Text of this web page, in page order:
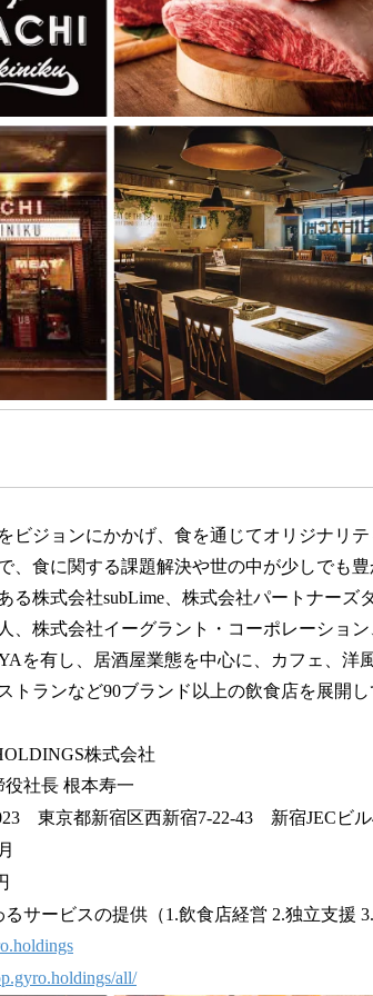
ビジョンにかかげ、食を通じてオリジナリ
、食に関する課題解決や世の中が少しでも
る株式会社subLime、株式会社パートナーズ
、株式会社イーグラント・コーポレーショ
を有し、居酒屋業態を中心に、カフェ、洋
トランなど90ブランド以上の飲食店を展開し
株式会社
社長 根本寿一
東京都新宿区西新宿7-22-43 新宿JECビル
サービスの提供（1.飲食店経営 2.独立支援
all/